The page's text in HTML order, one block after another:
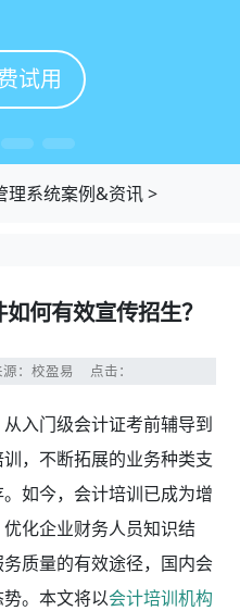
试用
试用
试用
试用
理系统案例&资讯>
何有效宣传招生？
源：校盈易 点击：
入门级会计证考前辅导到
，不断拓展的业务种类支
如今，会计培训已成为增
化企业财务人员知识结
质量的有效途径，国内会
。本文将以会计培训机构